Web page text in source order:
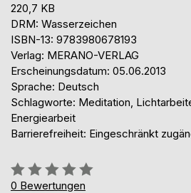
220,7 KB
DRM: Wasserzeichen
ISBN-13: 9783980678193
Verlag: MERANO-VERLAG
Erscheinungsdatum: 05.06.2013
Sprache: Deutsch
Schlagworte: Meditation,
Energiearbeit
Barrierefreiheit: Eingeschränkt
Bewertung::
0%
0 Bewertungen